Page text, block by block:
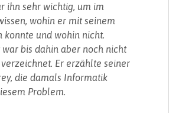
ihn sehr wichtig, um im
wohin er mit seinem
konnte und wohin nicht.
bis dahin aber noch nicht
Er erzählte seiner
die damals Informatik
Problem.